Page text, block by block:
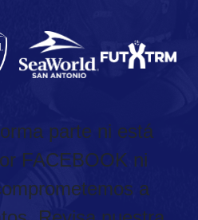
parte ni está
FACEBOOK ni
a